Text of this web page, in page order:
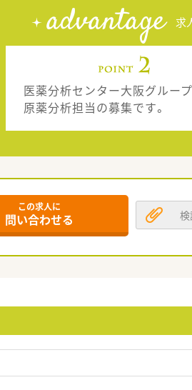
advantage 求
医薬分析センター大阪グルー
原薬分析担当の募集です。
この求人に
問い合わせる